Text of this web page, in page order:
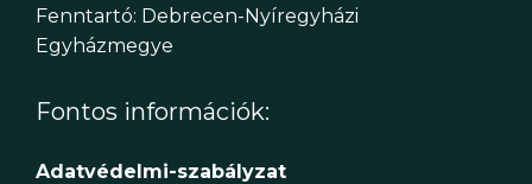
Fenntartó: Debrecen-Nyíregyházi
Egyházmegye
Fontos információk:
Adatvédelmi-szabályzat